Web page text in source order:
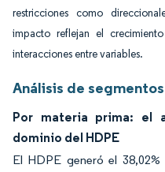
restricciones como
impacto reflejan el
interacciones entre variables.
Análisis de segmentos
Por materia prima: el
dominio del HDPE
El HDPE generó el